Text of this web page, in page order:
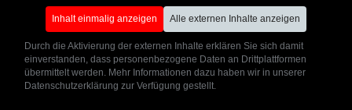
Inhalt einmalig anzeigen Alle externen Inhalte anzeigen
Durch die Aktivierung der externen Inhalte erklären Sie sich damit
einverstanden, dass personenbezogene Daten an Drittplattformen
übermittelt werden. Mehr Informationen dazu haben wir in unserer
Datenschutzerklärung zur Verfügung gestellt.